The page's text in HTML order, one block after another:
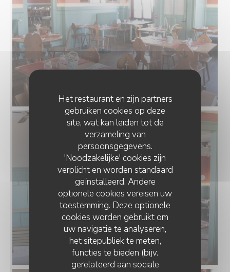
Het restaurant en zijn partners
gebruiken cookies op deze
site, wat kan leiden tot de
verzameling van
persoonsgegevens.
'Noodzakelijke' cookies zijn
verplicht en worden standaard
geïnstalleerd. Andere
optionele cookies vereisen uw
toestemming. Deze optionele
cookies worden gebruikt om
uw navigatie te analyseren,
het sitepubliek te meten,
functies te bieden (bijv.
gerelateerd aan sociale